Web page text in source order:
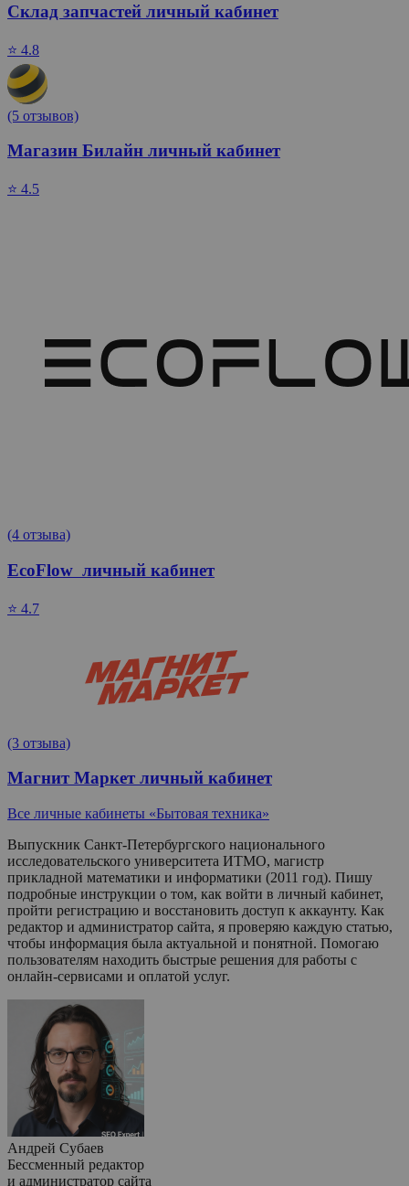
Склад запчастей личный кабинет
⭐ 4.8
(5 отзывов)
Магазин Билайн личный кабинет
⭐ 4.5
(4 отзыва)
EcoFlow личный кабинет
⭐ 4.7
(3 отзыва)
Магнит Маркет личный кабинет
Все личные кабинеты «Бытовая техника»
Выпускник Санкт-Петербургского национального
исследовательского университета ИТМО, магистр
прикладной математики и информатики (2011 год). Пишу
подробные инструкции о том, как войти в личный кабинет,
пройти регистрацию и восстановить доступ к аккаунту. Как
редактор и администратор сайта, я проверяю каждую статью,
чтобы информация была актуальной и понятной. Помогаю
пользователям находить быстрые решения для работы с
онлайн-сервисами и оплатой услуг.
Андрей Субаев
Бессменный редактор
и администратор сайта